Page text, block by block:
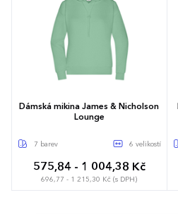
Dámská mikina James & Nicholson
Lounge
7 barev 6 velikostí
575,84 - 1 004,38 Kč
696,77 - 1 215,30 Kč (s DPH)